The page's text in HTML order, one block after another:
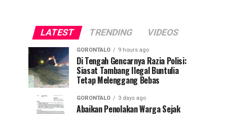
LATEST TRENDING VIDEOS
GORONTALO 9 hours ago
Di Tengah Gencarnya Razia Polisi:
Siasat Tambang Ilegal Buntulia
Tetap Melenggang Bebas
GORONTALO 3 days ago
Abaikan Penolakan Warga Sejak